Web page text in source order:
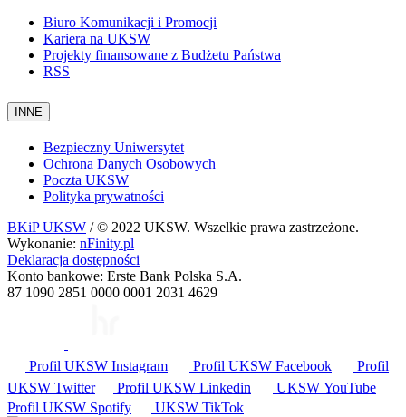
Biuro Komunikacji i Promocji
Kariera na UKSW
Projekty finansowane z Budżetu Państwa
RSS
INNE
Bezpieczny Uniwersytet
Ochrona Danych Osobowych
Poczta UKSW
Polityka prywatności
BKiP UKSW / © 2022 UKSW. Wszelkie prawa zastrzeżone.
Wykonanie: nFinity.pl
Deklaracja dostępności
Konto bankowe: Erste Bank Polska S.A.
87 1090 2851 0000 0001 2031 4629
Profil UKSW Instagram Profil UKSW Facebook
Profil
UKSW Twitter Profil UKSW Linkedin UKSW YouTube
Profil UKSW Spotify UKSW TikTok